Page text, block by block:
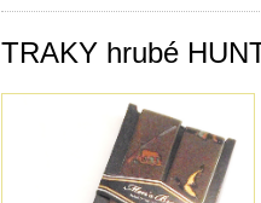
TRAKY hrubé